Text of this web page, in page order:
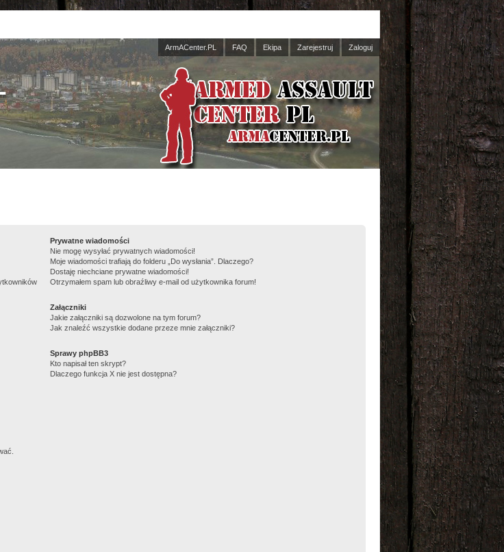
ArmACenter.PL FAQ Ekipa Zarejestruj Zaloguj
Prywatne wiadomości
Nie mogę wysyłać prywatnych wiadomości!
Moje wiadomości trafiają do folderu „Do wysłania”. Dlaczego?
Dostaję niechciane prywatne wiadomości!
Otrzymałem spam lub obraźliwy e-mail od użytkownika forum!
Załączniki
Jakie załączniki są dozwolone na tym forum?
Jak znaleźć wszystkie dodane przeze mnie załączniki?
Sprawy phpBB3
Kto napisał ten skrypt?
Dlaczego funkcja X nie jest dostępna?